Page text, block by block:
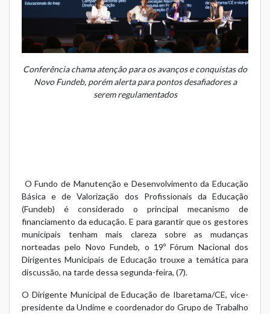
Conferência chama atenção para os avanços e conquistas do
Novo Fundeb, porém alerta para pontos desafiadores a
serem regulamentados
O Fundo de Manutenção e Desenvolvimento da Educação
Básica e de Valorização dos Profissionais da Educação
(Fundeb) é considerado o principal mecanismo de
financiamento da educação. E para garantir que os gestores
municipais tenham mais clareza sobre as mudanças
norteadas pelo Novo Fundeb, o 19º Fórum Nacional dos
Dirigentes Municipais de Educação trouxe a temática para
discussão, na tarde dessa segunda-feira, (7).
O Dirigente Municipal de Educação de Ibaretama/CE, vice-
presidente da Undime e coordenador do Grupo de Trabalho